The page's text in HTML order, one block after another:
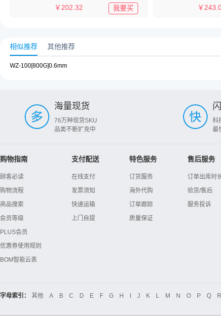
￥ 202.32 我要买 ￥
相似推荐 其他推荐
WZ-100[800G]0.6mm
海量现货
76万种现货SKU
品类不断扩充中
科
最
购物指南
顾客必读
购物流程
商品搜索
会员等级
PLUS会员
优惠券使用规则
BOM智能云表
支付配送
在线支付
发票须知
快递运输
上门自提
特色服务
订货服务
海外代购
订单跟踪
质量保证
售后服务
订单出库时
验货/售后
服务投诉
字母索引： 其他 A B C D E F G H J K L M N O P Q R